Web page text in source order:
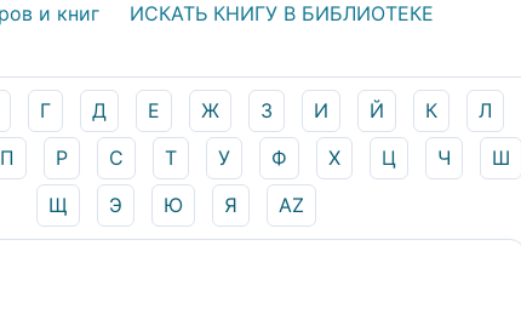
и книг ИСКАТЬ КНИГУ В БИБЛИОТЕКЕ
Г Д Е Ж З И Й К
Л
П Р С Т У Ф Х Ц Ч
Ш
Щ
Э Ю Я AZ